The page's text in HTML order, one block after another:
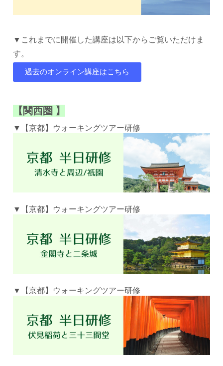
▼これまでに開催した講座は以下からご覧いただけま
す。
過去のオンライン講座はこちら
【関西圏 】
▼【京都】ウォーキングツアー研修
▼【京都】ウォーキングツアー研修
▼【京都】ウォーキングツアー研修